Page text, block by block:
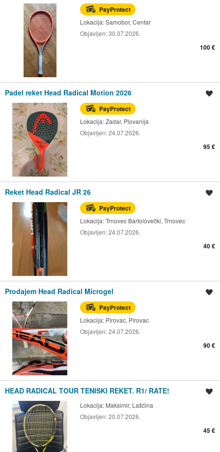
PayProtect
Lokacija:Samobor, Centar
Objavljen:30.07.2026.
100 €
Padel reket Head Radical Motion 2026
PayProtect
Lokacija:Zadar, Plovanija
Objavljen:24.07.2026.
95 €
Reket Head Radical JR 26
PayProtect
Lokacija:Trnovec Bartolovečki, Trnovec
Objavljen:24.07.2026.
40 €
Prodajem Head Radical Microgel
PayProtect
Lokacija: Pirovac, Pirovac
Objavljen:24.07.2026.
90 €
HEAD RADICAL TOUR TENISKI REKET. R1/ RATE!
Lokacija: Maksimir, Lašćina
Objavljen:20.07.2026.
45 €